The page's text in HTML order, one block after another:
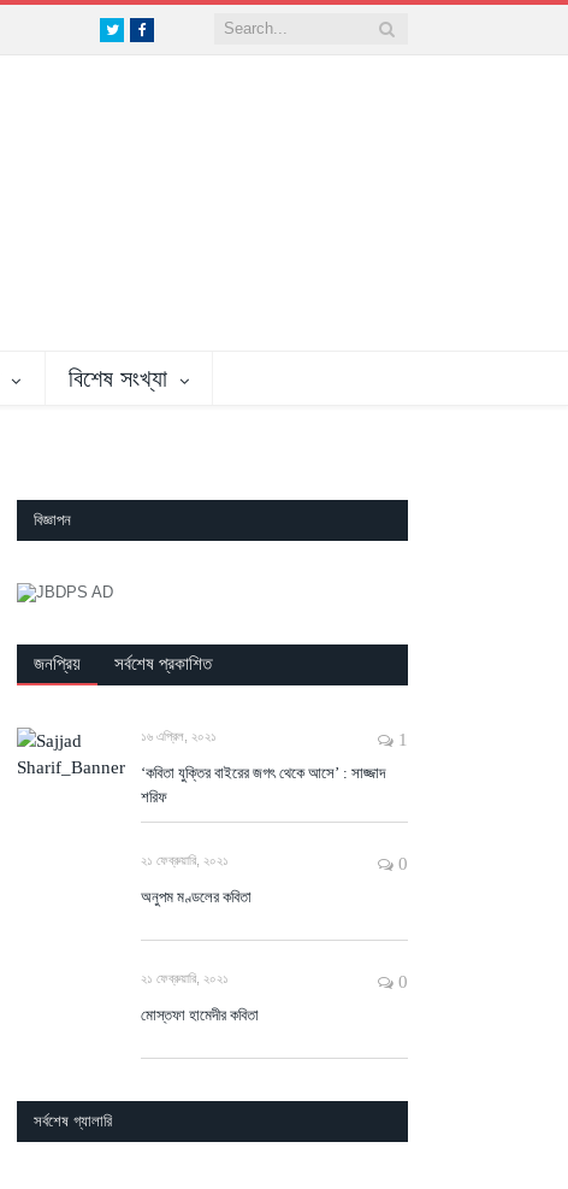
TwitterFacebook
বিশেষ সংখ্যা
বিজ্ঞাপন
জনপ্রিয় সর্বশেষ প্রকাশিত
১৬ এপ্রিল, ২০২১ 1
‘কবিতা যুক্তির বাইরের জগৎ থেকে আসে’ : সাজ্জাদ
শরিফ
২১ ফেব্রুয়ারি, ২০২১ 0
অনুপম মণ্ডলের কবিতা
২১ ফেব্রুয়ারি, ২০২১ 0
মোস্তফা হামেদীর কবিতা
সর্বশেষ গ্যালারি